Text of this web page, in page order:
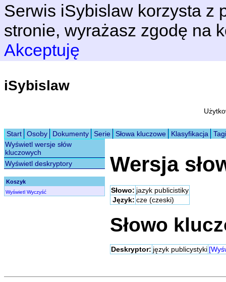
Serwis iSybislaw korzysta z
stronie, wyrażasz zgodę na
Akceptuję
iSybislaw
Start Osoby Dokumenty Serie Słowa kluczowe Klasyfikacja
Tagi
Wyświetl wersje słów
kluczowych
Wyświetl deskryptory
Koszyk
Wyświetl Wyczyść
Wersja
Słowo: jazyk publicistiky
Język: cze (czeski)
Słowo
Deskryptor: język publicystyki